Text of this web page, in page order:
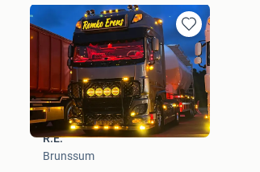
Bewaren
in
Mijn
Favorieten
R.E.
Brunssum